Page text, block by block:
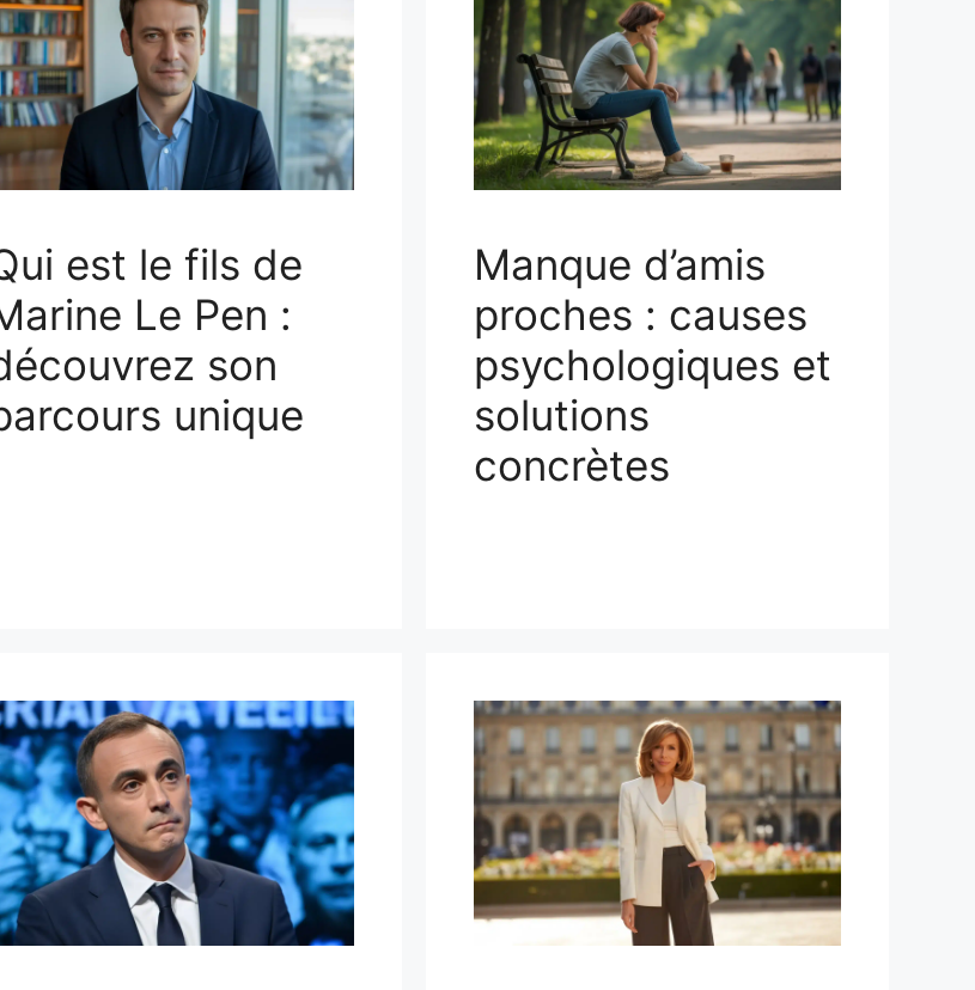
est le fils de
Le Pen :
son
unique
Manque d’amis
proches : causes
psychologiques et
solutions
concrètes